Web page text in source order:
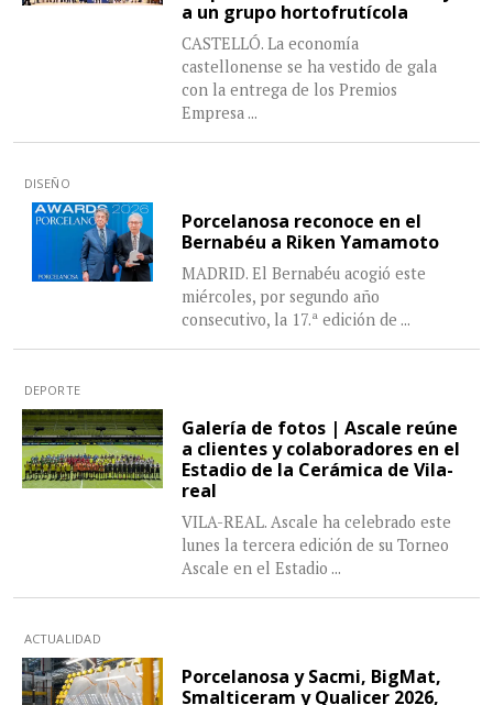
a un grupo hortofrutícola
CASTELLÓ. La economía
castellonense se ha vestido de gala
con la entrega de los Premios
Empresa ...
DISEÑO
Porcelanosa reconoce en el
Bernabéu a Riken Yamamoto
MADRID. El Bernabéu acogió este
miércoles, por segundo año
consecutivo, la 17.ª edición de ...
DEPORTE
Galería de fotos | Ascale reúne
a clientes y colaboradores en el
Estadio de la Cerámica de Vila-
real
VILA-REAL. Ascale ha celebrado este
lunes la tercera edición de su Torneo
Ascale en el Estadio ...
ACTUALIDAD
Porcelanosa y Sacmi, BigMat,
Smalticeram y Qualicer 2026,